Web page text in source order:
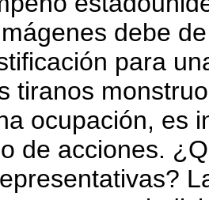
debe
para
tiranos
ocupación, es
de acciones.